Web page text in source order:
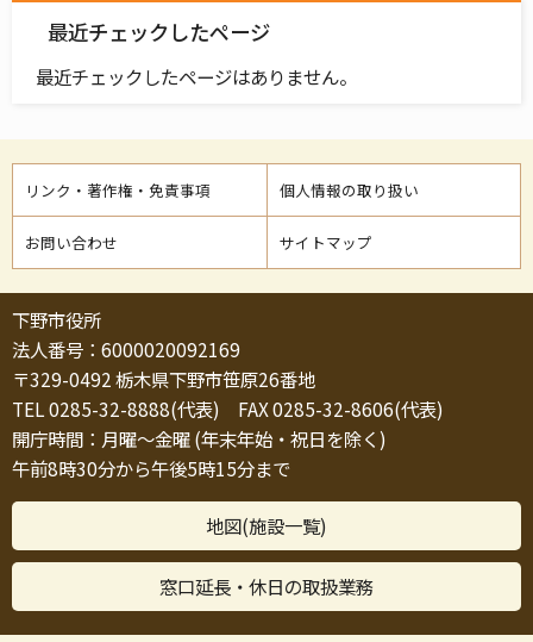
最近チェックしたページ
最近チェックしたページはありません。
リンク・著作権・免責事項 個人情報の取り扱い
お問い合わせ サイトマップ
下野市役所
法人番号：6000020092169
〒329-0492 栃木県下野市笹原26番地
TEL 0285-32-8888(代表) FAX 0285-32-8606(代表)
開庁時間：月曜～金曜 (年末年始・祝日を除く)
午前8時30分から午後5時15分まで
地図(施設一覧)
窓口延長・休日の取扱業務